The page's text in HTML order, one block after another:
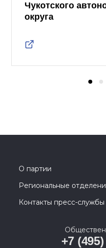
Чукотского
округа
О партии
Региональные
Контакты пресс-службы
+7